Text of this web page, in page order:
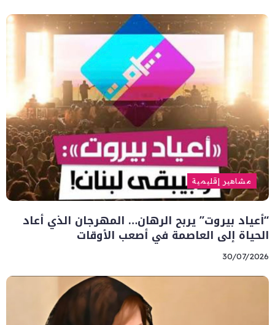
مشاهير إقليمية
“أعياد بيروت” يربح الرهان… المهرجان الذي أعاد
الحياة إلى العاصمة في أصعب الأوقات
30/07/2026